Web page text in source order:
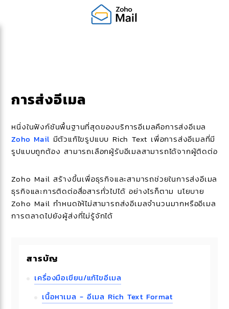
การส่งอีเมล
หนึ่งในฟังก์ชันพื้นฐานที่สุดของบริการอีเมลคือการส่งอีเมล
Zoho Mail มีตัวแก้ไขรูปแบบ Rich Text เพื่อการส่งอีเมลที่มี
รูปแบบถูกต้อง สามารถเลือกผู้รับอีเมลสามารถได้จากผู้ติดต่อ
Zoho Mail สร้างขึ้นเพื่อธุรกิจและสามารถช่วยในการส่งอีเมล
ธุรกิจและการติดต่อสื่อสารทั่วไปได้ อย่างไรก็ตาม นโยบาย
Zoho Mail กำหนดให้ไม่สามารถส่งอีเมลจำนวนมากหรืออีเมล
การตลาดไปยังผู้ส่งที่ไม่รู้จักได้
สารบัญ
เครื่องมือเขียน/แก้ไขอีเมล
เนื้อหาเมล - อีเมล Rich Text Format